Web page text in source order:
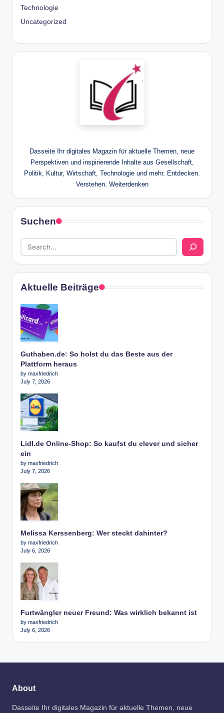
Technologie
Uncategorized
Dasseite Ihr digitales Magazin für aktuelle Themen, neue
Perspektiven und inspirierende Inhalte aus Gesellschaft,
Politik, Kultur, Wirtschaft, Technologie und mehr. Entdecken.
Verstehen. Weiterdenken
Suchen
Aktuelle Beiträge
Guthaben.de: So holst du das Beste aus der
Plattform heraus
by maxfriedrich
July 7, 2026
Lidl.de Online-Shop: So kaufst du clever und sicher
ein
by maxfriedrich
July 7, 2026
Melissa Kerssenberg: Wer steckt dahinter?
by maxfriedrich
July 6, 2026
Furtwängler neuer Freund: Was wirklich bekannt ist
by maxfriedrich
July 6, 2026
About
Dasseite Ihr digitales Magazin für aktuelle Themen, neue